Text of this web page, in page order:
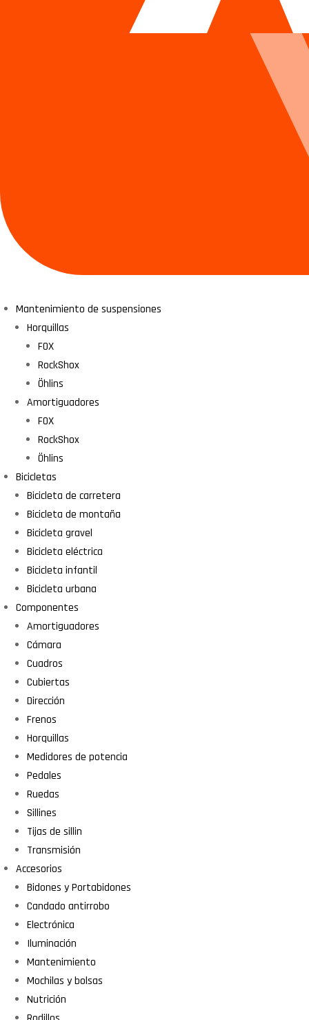
Mantenimiento de suspensiones
Horquillas
FOX
RockShox
Öhlins
Amortiguadores
FOX
RockShox
Öhlins
Bicicletas
Bicicleta de carretera
Bicicleta de montaña
Bicicleta gravel
Bicicleta eléctrica
Bicicleta infantil
Bicicleta urbana
Componentes
Amortiguadores
Cámara
Cuadros
Cubiertas
Dirección
Frenos
Horquillas
Medidores de potencia
Pedales
Ruedas
Sillines
Tijas de sillin
Transmisión
Accesorios
Bidones y Portabidones
Candado antirrobo
Electrónica
Iluminación
Mantenimiento
Mochilas y bolsas
Nutrición